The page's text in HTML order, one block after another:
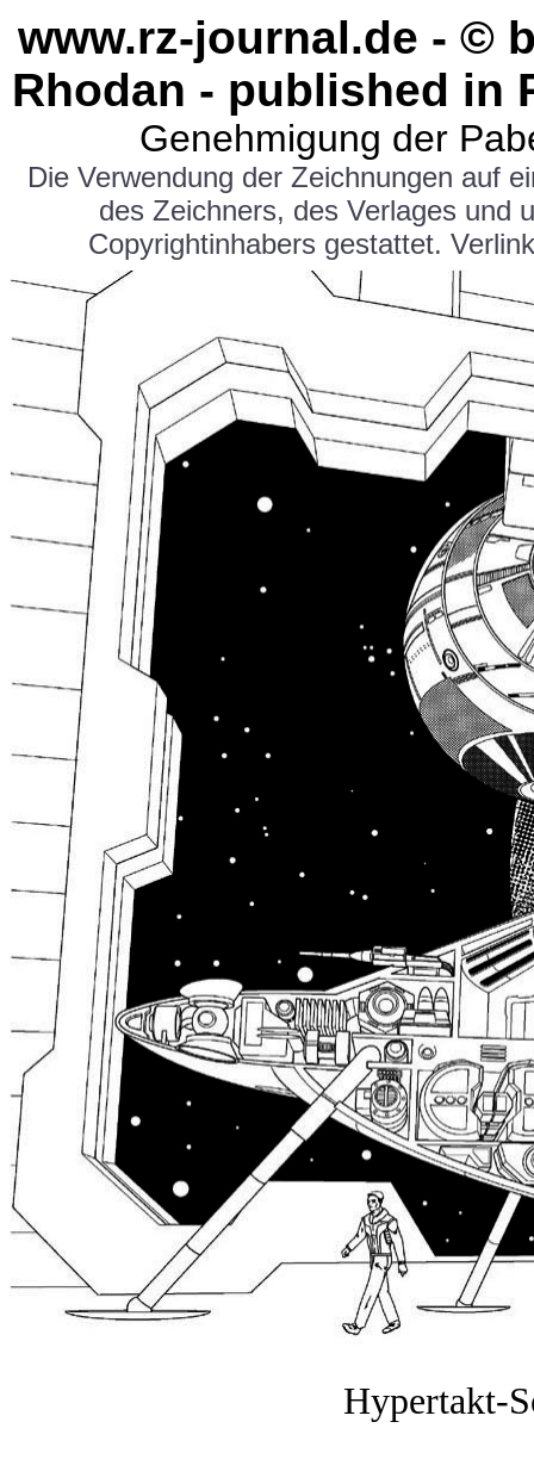
www.rz-journal.de - ©
Rhodan - published in
Genehmigung der
Die Verwendung der Zeichnungen auf
des Zeichners, des Verlages und
Copyrightinhabers gestattet.
Hypertakt-